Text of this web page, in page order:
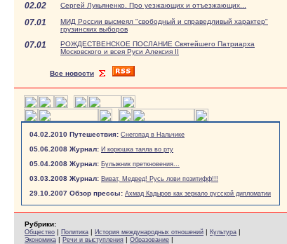
02.02 Сергей Лукьяненко. Про уезжающих и отъезжающих...
07.01
МИД России высмеял "свободный и справедливый характер"
грузинских выборов
07.01
РОЖДЕСТВЕНСКОЕ ПОСЛАНИЕ Святейшего Патриарха
Московского и всея Руси Алексия II
Все новости
04.02.2010 Путешествия: Снегопад в Нальчике
05.06.2008 Журнал: И корюшка таяла во рту
05.04.2008 Журнал: Булыжник преткновения...
03.03.2008 Журнал: Виват, Медвед! Русь лови позитифф!!!
29.10.2007 Обзор прессы: Ахмад Кадыров как зеркало русской дипломатии
Рубрики:
Общество | Политика | История международных отношений | Культура |
Экономика | Речи и выступления | Образование |